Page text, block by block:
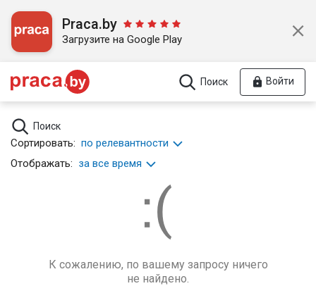
Praca.by
Загрузите на Google Play
Поиск Войти
Поиск
Сортировать: по релевантности
Отображать: за все время
К сожалению, по вашему запросу ничего
не найдено.